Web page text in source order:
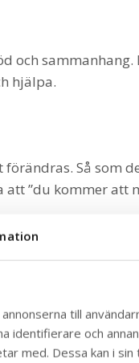
till
identifierare och
med. Dessa kan i
och sammanhang.
hjälpa.
Så som
att ”du kommer att
tillsammans, gärna
till och hur du kan
där men